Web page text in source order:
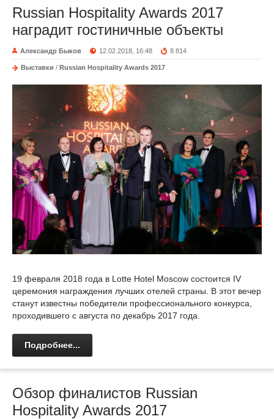
Russian Hospitality Awards 2017
наградит гостиничные объекты
Александр Быков 12.02.2018, 16:48 8 814
Выставки / Russian Hospitality Awards 2017
19 февраля 2018 года в Lotte Hotel Moscow состоится IV
церемония награждения лучших отелей страны. В этот вечер
станут известны победители профессионального конкурса,
проходившего с августа по декабрь 2017 года.
Подробнее...
Обзор финалистов Russian
Hospitality Awards 2017